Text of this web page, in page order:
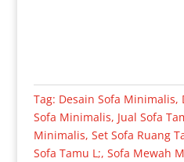
Tag: Desain Sofa Minimalis,
Sofa Minimalis, Jual Sofa
Minimalis, Set Sofa Ruang
Sofa Tamu L;, Sofa Mewah